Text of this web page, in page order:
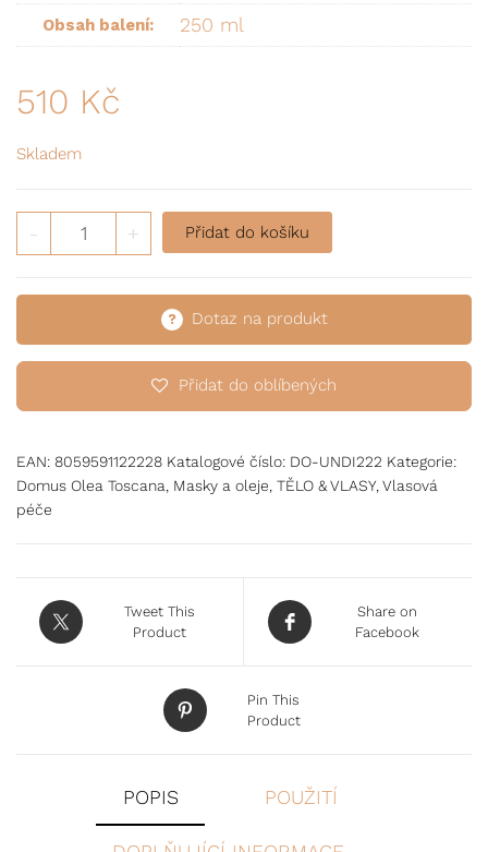
Obsah balení: 250 ml
510 Kč
Skladem
- Objemová maska na vlasy množství
+ Přidat do košíku
Dotaz na produkt
Přidat do oblíbených
EAN: 8059591122228 Katalogové číslo: DO-UNDI222 Kategorie:
Domus Olea Toscana Masky a oleje TĚLO & VLASY Vlasová
péče
Tweet This
Product
Share on
Facebook
Pin This
Product
POPIS POUŽITÍ